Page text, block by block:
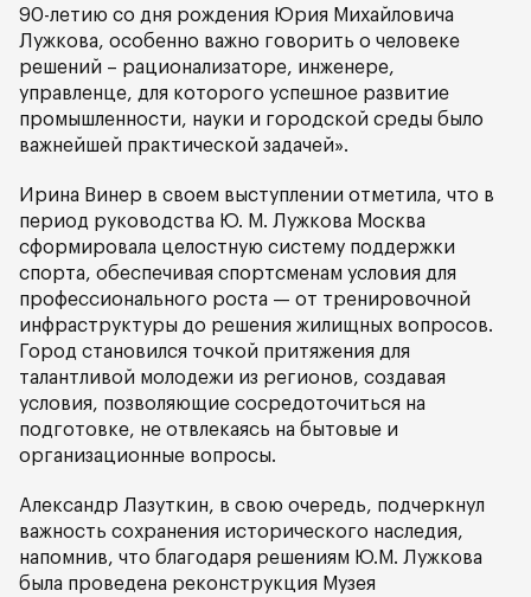
90-летию со дня рождения Юрия Михайловича
Лужкова, особенно важно говорить о человеке
решений – рационализаторе, инженере,
управленце, для которого успешное развитие
промышленности, науки и городской среды было
важнейшей практической задачей».
Ирина Винер в своем выступлении отметила, что в
период руководства Ю. М. Лужкова Москва
сформировала целостную систему поддержки
спорта, обеспечивая спортсменам условия для
профессионального роста — от тренировочной
инфраструктуры до решения жилищных вопросов.
Город становился точкой притяжения для
талантливой молодежи из регионов, создавая
условия, позволяющие сосредоточиться на
подготовке, не отвлекаясь на бытовые и
организационные вопросы.
Александр Лазуткин, в свою очередь, подчеркнул
важность сохранения исторического наследия,
напомнив, что благодаря решениям Ю.М. Лужкова
была проведена реконструкция Музея